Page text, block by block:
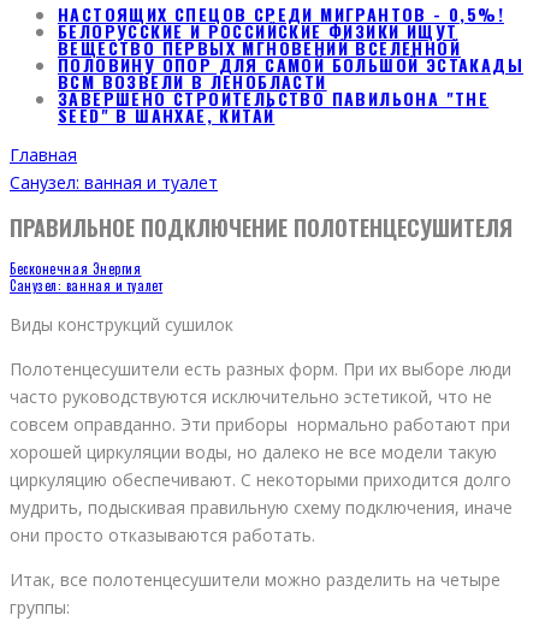
НАСТОЯЩИХ СПЕЦОВ СРЕДИ МИГРАНТОВ - 0,5%!
БЕЛОРУССКИЕ И РОССИЙСКИЕ ФИЗИКИ ИЩУТ
ВЕЩЕСТВО ПЕРВЫХ МГНОВЕНИЙ ВСЕЛЕННОЙ
ПОЛОВИНУ ОПОР ДЛЯ САМОЙ БОЛЬШОЙ ЭСТАКАДЫ
ВСМ ВОЗВЕЛИ В ЛЕНОБЛАСТИ
ЗАВЕРШЕНО СТРОИТЕЛЬСТВО ПАВИЛЬОНА "THE
SEED" В ШАНХАЕ, КИТАЙ
Главная
Санузел: ванная и туалет
ПРАВИЛЬНОЕ ПОДКЛЮЧЕНИЕ ПОЛОТЕНЦЕСУШИТЕЛЯ
Бесконечная Энергия
Санузел: ванная и туалет
Виды конструкций сушилок
Полотенцесушители есть разных форм. При их выборе люди
часто руководствуются исключительно эстетикой, что не
совсем оправданно. Эти приборы нормально работают при
хорошей циркуляции воды, но далеко не все модели такую
циркуляцию обеспечивают. С некоторыми приходится долго
мудрить, подыскивая правильную схему подключения, иначе
они просто отказываются работать.
Итак, все полотенцесушители можно разделить на четыре
группы: